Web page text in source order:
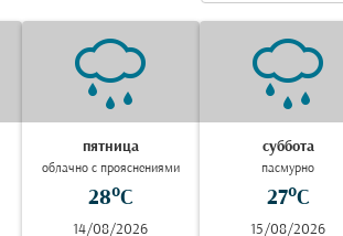
пятница
облачно с прояснениями
28°C
14/08/2026
суббота
пасмурно
27°C
15/08/2026